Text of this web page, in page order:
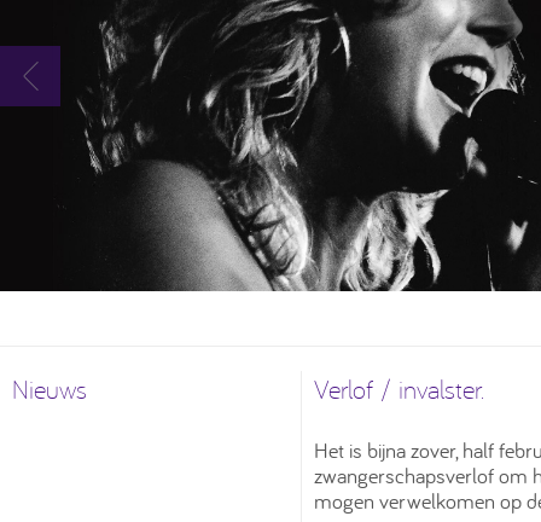
Nieuws Verlof / invalster.
Het is bijna zover, half
zwangerschapsverlof om
mogen verwelkomen op